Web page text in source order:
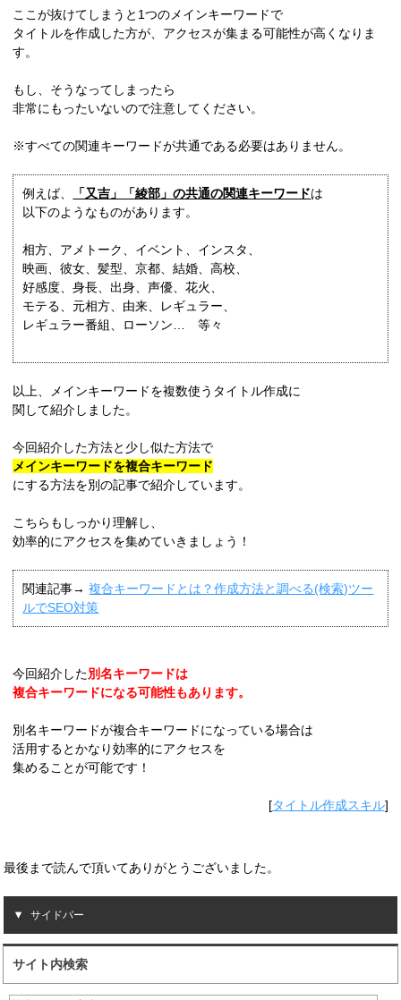
ここが抜けてしまうと1つのメインキーワードで
タイトルを作成した方が、アクセスが集まる可能性が高くなりま
す。
もし、そうなってしまったら
非常にもったいないので注意してください。
※すべての関連キーワードが共通である必要はありません。
例えば、 「又吉」「綾部」の共通の関連キーワードは
以下のようなものがあります。
相方、アメトーク、イベント、インスタ、
映画、彼女、髪型、京都、結婚、高校、
好感度、身長、出身、声優、花火、
モテる、元相方、由来、レギュラー、
レギュラー番組、ローソン… 等々
以上、メインキーワードを複数使うタイトル作成に
関して紹介しました。
今回紹介した方法と少し似た方法で
メインキーワードを複合キーワード
にする方法を別の記事で紹介しています。
こちらもしっかり理解し、
効率的にアクセスを集めていきましょう！
関連記事→複合キーワードとは？作成方法と調べる(検索)ツー
ルでSEO対策
今回紹介した別名キーワードは
複合キーワードになる可能性もあります。
別名キーワードが複合キーワードになっている場合は
活用するとかなり効率的にアクセスを
集めることが可能です！
[タイトル作成スキル]
最後まで読んで頂いてありがとうございました。
サイドバー
サイト内検索